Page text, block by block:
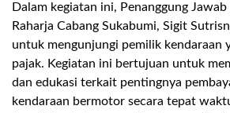
Dalam kegiatan ini, Penanggung Jawab
Raharja Cabang Sukabumi, Sigit
untuk mengunjungi pemilik kendaraan
pajak. Kegiatan ini bertujuan untuk
dan edukasi terkait pentingnya
kendaraan bermotor secara tepat